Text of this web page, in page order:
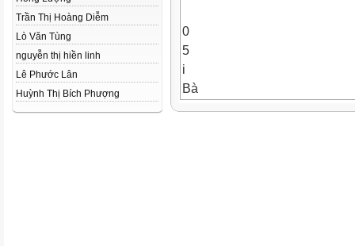
Trần Thị Hoàng Diễm
Lò Văn Tùng
nguyễn thị hiền linh
Lê Phước Lân
Huỳnh Thị Bích Phượng
0
5
i
Bà